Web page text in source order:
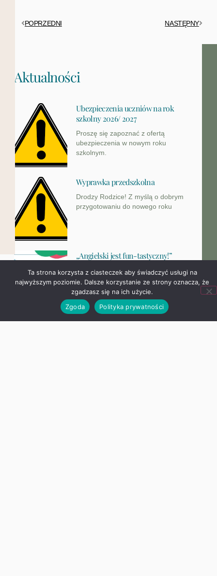
POPRZEDNI NASTĘPNY
Aktualności
Ubezpieczenia uczniów na rok
szkolny 2026/ 2027
Proszę się zapoznać z ofertą
ubezpieczenia w nowym roku
szkolnym.
Wyprawka przedszkolna
Drodzy Rodzice! Z myślą o dobrym
przygotowaniu do nowego roku
„Angielski jest fun-tastyczny!”
W mijającym roku szkolnym uczniowie
klasy I – IV wzięli
Ta strona korzysta z ciasteczek aby świadczyć usługi na
najwyższym poziomie. Dalsze korzystanie ze strony oznacza,
że zgadzasz się na ich użycie.
Zgoda
Polityka prywatności